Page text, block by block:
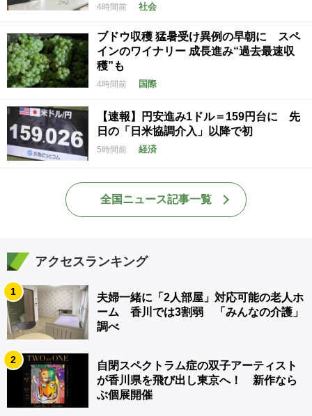
4時間前 社会
ブドウ収穫 猛暑受け異例の早朝に スペ
インのワイナリー 成長進み“過去最速収
穫”も
4時間前 国際
【速報】円安進み1ドル＝159円台に 先
日の「日米協調介入」以降で初
5時間前 経済
全国ニュース記事一覧
アクセスランキング
1
夫婦一緒に「2人部屋」対応可能の老人ホ
ーム 香川では3割弱 「みんなの介護」
調べ
2
自閉スペクトラム症の双子アーティスト
が香川県を飛び出し東京へ！ 新作なら
ぶ個展開催